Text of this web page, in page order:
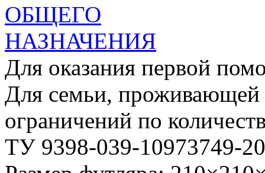
Для оказания первой
Для семьи, проживающей
ограничений по
ТУ 9398-039-10973749-